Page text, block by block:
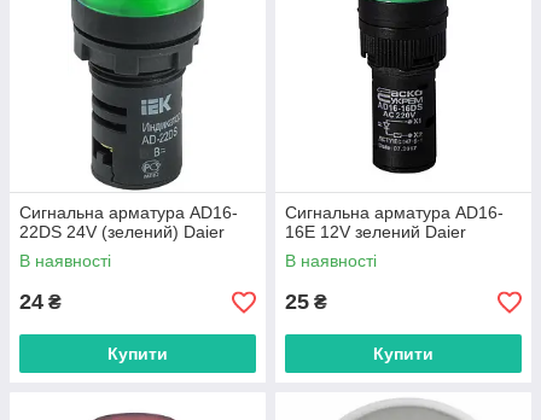
Сигнальна арматура AD16-
22DS 24V (зелений) Daier
В наявності
24 ₴
Купити
Сигнальна арматура AD16-
16Е 12V зелений Daier
В наявності
25 ₴
Купити